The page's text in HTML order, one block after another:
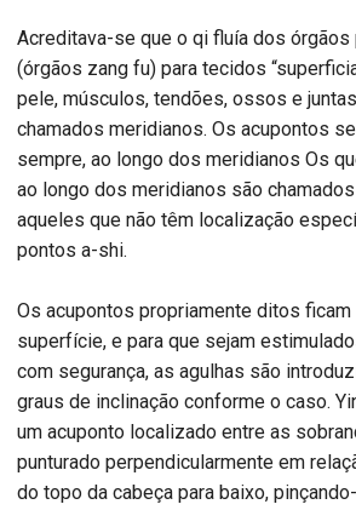
Acreditava-se que o qi fluía dos
(órgãos zang fu) para tecidos
pele, músculos, tendões, ossos e
chamados meridianos. Os acupontos
sempre, ao longo dos meridianos Os
ao longo dos meridianos são
aqueles que não têm localização
pontos a-shi.
Os acupontos propriamente ditos ficam
superfície, e para que sejam
com segurança, as agulhas são
graus de inclinação conforme o caso.
um acuponto localizado entre as
punturado perpendicularmente em
do topo da cabeça para baixo,